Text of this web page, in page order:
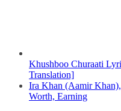
Khushboo Churaati
Translation]
Ira Khan (Aamir
Worth, Earning